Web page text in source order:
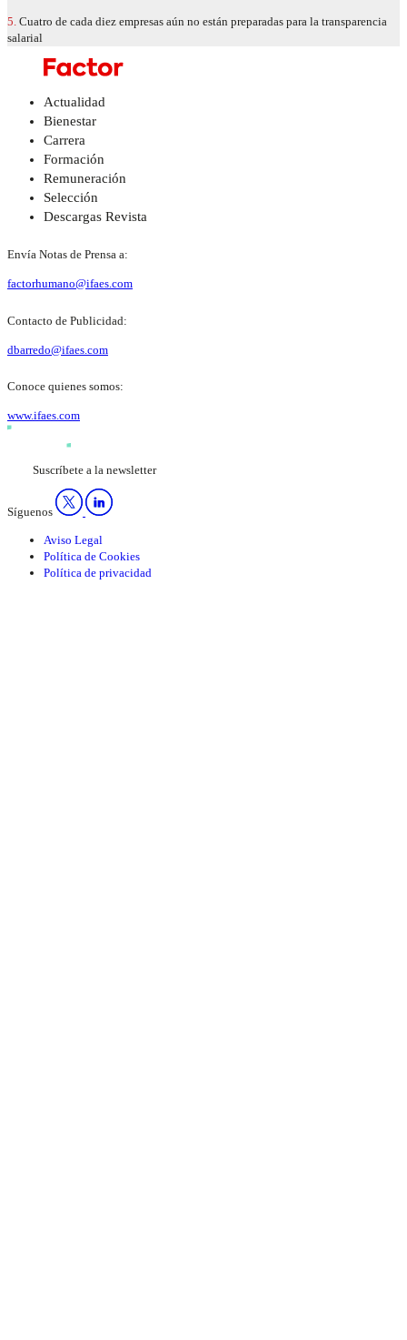
5. Cuatro de cada diez empresas aún no están preparadas para la transparencia
salarial
Actualidad
Bienestar
Carrera
Formación
Remuneración
Selección
Descargas Revista
Envía Notas de Prensa a:
factorhumano@ifaes.com
Contacto de Publicidad:
dbarredo@ifaes.com
Conoce quienes somos:
www.ifaes.com
Suscríbete a la newsletter
Síguenos
Aviso Legal
Política de Cookies
Política de privacidad